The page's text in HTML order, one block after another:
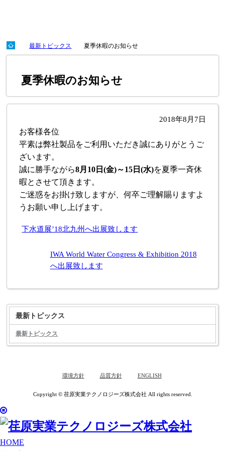
最新トピックス 夏季休暇のお知らせ
夏季休暇のお知らせ
2018年8月7日
お客様各位
平素は弊社製品をご利用いただき誠にありがとうご
ざいます。
誠に勝手ながら8月10日(金)～15日(水)を夏季一斉休
暇とさせて頂きます。
ご迷惑をお掛け致しますが、何卒ご理解賜りますよ
うお願い申し上げます。
下水道展’18北九州へ出展致します
IWA World Water Congress & Exhibition 2018
へ出展致します
最新トピックス
最新トピックス
環境方針 品質方針 ENGLISH
Copyright © 荏原実業テクノロジーズ株式会社 All rights reserved.
HOME